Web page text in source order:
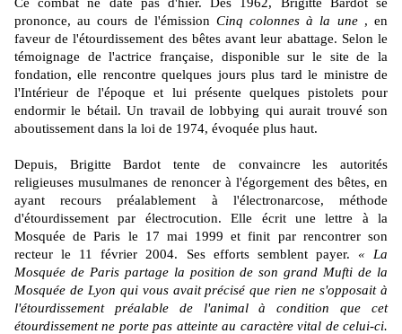
prononce, au cours de l'émission Cinq colonnes à la une, en
faveur de l'étourdissement des bêtes avant leur abattage. Selon le
témoignage de l'actrice française, disponible sur le site de la
fondation, elle rencontre quelques jours plus tard le ministre de
l'Intérieur de l'époque et lui présente quelques pistolets pour
endormir le bétail. Un travail de lobbying qui aurait trouvé son
aboutissement dans la loi de 1974, évoquée plus haut.
Depuis, Brigitte Bardot tente de convaincre les autorités
religieuses musulmanes de renoncer à l'égorgement des bêtes, en
ayant recours préalablement à l'électronarcose, méthode
d'étourdissement par électrocution. Elle écrit une lettre à la
Mosquée de Paris le 17 mai 1999 et finit par rencontrer son
recteur le 11 février 2004. Ses efforts semblent payer. « La
Mosquée de Paris partage la position de son grand Mufti de la
Mosquée de Lyon qui vous avait précisé que rien ne s'opposait à
l'étourdissement préalable de l'animal à condition que cet
étourdissement ne porte pas atteinte au caractère vital de celui-ci.